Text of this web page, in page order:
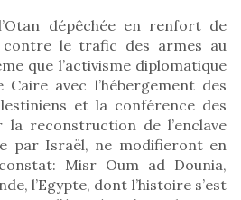
dépêchée en renfort de
le trafic des armes au
que l’activisme diplomatique
avec l’hébergement des
et la conférence des
la reconstruction de l’enclave
par Israël, ne modifieront en
Misr Oum ad Dounia,
l’Egypte, dont l’histoire s’est